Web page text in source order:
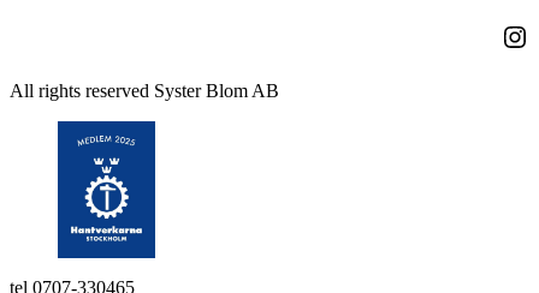
All rights reserved Syster Blom AB
tel 0707-330465